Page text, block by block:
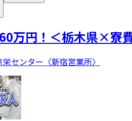
万円！＜栃木県×寮
センター〈新宿営業所〉